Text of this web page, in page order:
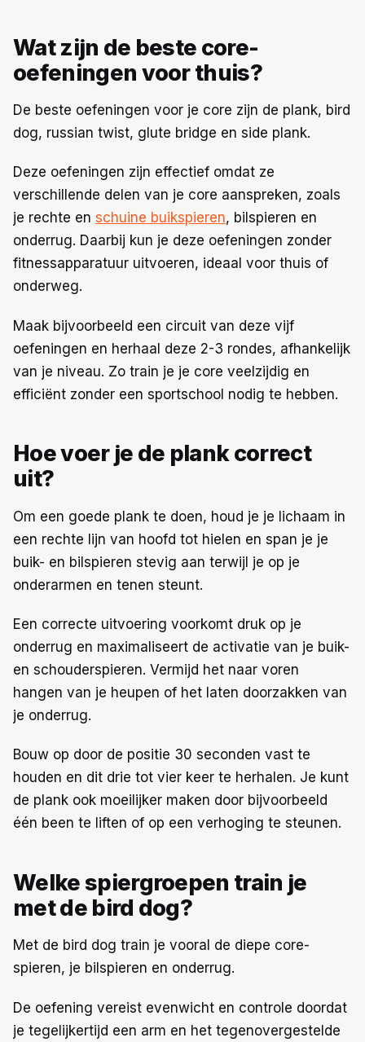
Wat zijn de beste core-
oefeningen voor thuis?
De beste oefeningen voor je core zijn de plank, bird
dog, russian twist, glute bridge en side plank.
Deze oefeningen zijn effectief omdat ze
verschillende delen van je core aanspreken, zoals
je rechte en schuine buikspieren, bilspieren en
onderrug. Daarbij kun je deze oefeningen zonder
fitnessapparatuur uitvoeren, ideaal voor thuis of
onderweg.
Maak bijvoorbeeld een circuit van deze vijf
oefeningen en herhaal deze 2-3 rondes, afhankelijk
van je niveau. Zo train je je core veelzijdig en
efficiënt zonder een sportschool nodig te hebben.
Hoe voer je de plank correct
uit?
Om een goede plank te doen, houd je je lichaam in
een rechte lijn van hoofd tot hielen en span je je
buik- en bilspieren stevig aan terwijl je op je
onderarmen en tenen steunt.
Een correcte uitvoering voorkomt druk op je
onderrug en maximaliseert de activatie van je buik-
en schouderspieren. Vermijd het naar voren
hangen van je heupen of het laten doorzakken van
je onderrug.
Bouw op door de positie 30 seconden vast te
houden en dit drie tot vier keer te herhalen. Je kunt
de plank ook moeilijker maken door bijvoorbeeld
één been te liften of op een verhoging te steunen.
Welke spiergroepen train je
met de bird dog?
Met de bird dog train je vooral de diepe core-
spieren, je bilspieren en onderrug.
De oefening vereist evenwicht en controle doordat
je tegelijkertijd een arm en het tegenovergestelde